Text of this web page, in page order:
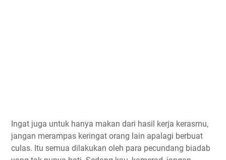
Ingat juga untuk hanya makan dari hasil kerja kerasmu,
jangan merampas keringat orang lain apalagi berbuat
culas. Itu semua dilakukan oleh para pecundang biadab